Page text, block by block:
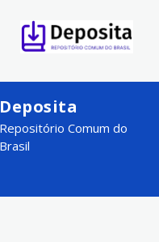
Deposita
Repositório Comum do
Brasil